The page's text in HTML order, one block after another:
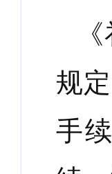
规
手